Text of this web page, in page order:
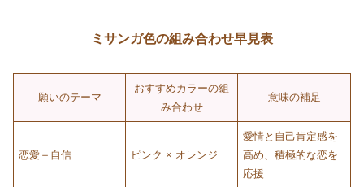
ミサンガ色の組み合わせ早見表
願いのテーマ
おすすめカラーの組
み合わせ
意味の補足
恋愛＋自信 ピンク × オレンジ
愛情と自己肯定感を
高め、積極的な恋を
応援